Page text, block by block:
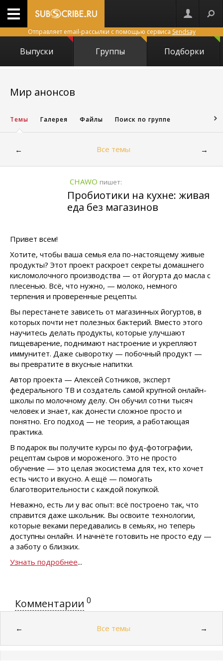
Отправляет email-рассылки с помощью сервиса Sendsay
Выпуски Группы Подборки
Мир анонсов
Темы Галерея Файлы Поиск по группе
← Все темы →
CHAWO пишет:
Пробиотики на кухне: живая
еда без магазинов
Привет всем!
Хотите, чтобы ваша семья ела по-настоящему живые
продукты? Этот проект раскроет секреты домашнего
кисломолочного производства — от йогурта до масла с
плесенью. Всё, что нужно, — молоко, немного
терпения и проверенные рецепты.
Вы перестанете зависеть от магазинных йогуртов, в
которых почти нет полезных бактерий. Вместо этого
научитесь делать продукты, которые улучшают
пищеварение, поднимают настроение и укрепляют
иммунитет. Даже сыворотку — побочный продукт —
вы превратите в вкусные напитки.
Автор проекта — Алексей Сотников, эксперт
федерального ТВ и создатель самой крупной онлайн-
школы по молочному делу. Он обучил сотни тысяч
человек и знает, как донести сложное просто и
понятно. Его подход — не теория, а работающая
практика.
В подарок вы получите курсы по фуд-фотографии,
рецептам сыров и мороженого. Это не просто
обучение — это целая экосистема для тех, кто хочет
есть чисто и вкусно. А ещё — помогать
благотворительности с каждой покупкой.
Неважно, есть ли у вас опыт: всё построено так, что
справится даже школьник. Вы освоите технологии,
которые веками передавались в семьях, но теперь
доступны онлайн. И начнёте готовить не просто еду —
а заботу о близких.
Узнать подробнее...
Комментарии 0
← Все темы →